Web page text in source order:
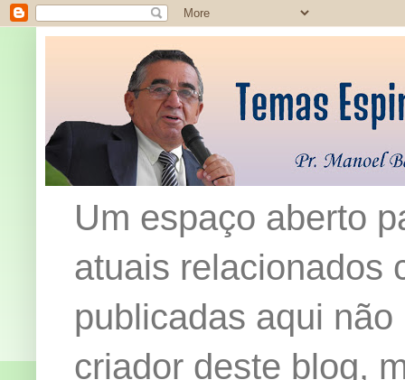
Um espaço aberto
atuais relacionados
publicadas aqui
criador deste blog,